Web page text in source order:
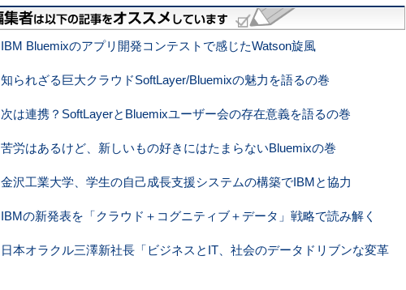
IBM Bluemixのアプリ開発コンテストで感じたWatson旋風
知られざる巨大クラウドSoftLayer/Bluemixの魅力を語るの巻
次は連携？SoftLayerとBluemixユーザー会の存在意義を語るの巻
苦労はあるけど、新しいもの好きにはたまらないBluemixの巻
金沢工業大学、学生の自己成長支援システムの構築でIBMと協力
IBMの新発表を「クラウド＋コグニティブ＋データ」戦略で読み解く
日本オラクル三澤新社長「ビジネスとIT、社会のデータドリブンな変革